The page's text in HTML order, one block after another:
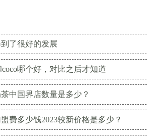
了很好的发展
哪个好，对比之后才知道
中国界店数量是多少？
费多少钱2023较新价格是多少？